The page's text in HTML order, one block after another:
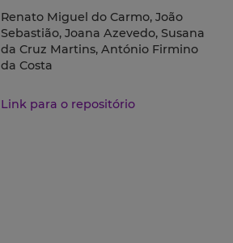
Renato Miguel do Carmo, João
Sebastião, Joana Azevedo, Susana
da Cruz Martins, António Firmino
da Costa
Link para o repositório